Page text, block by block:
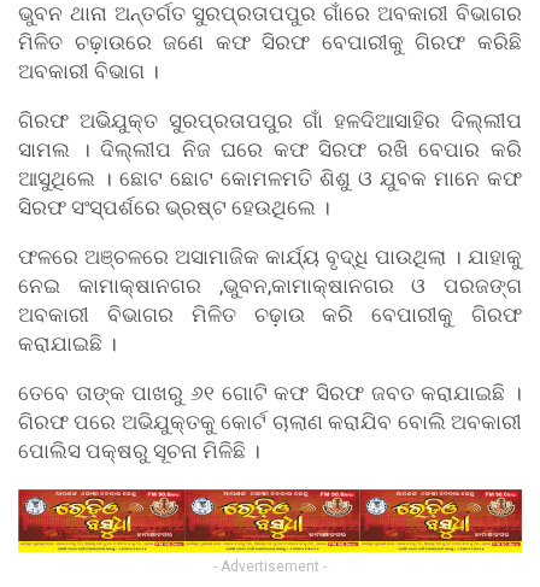
ଭୁବନ ଥାନା ଅନ୍ତର୍ଗତ ସୁରପ୍ରତାପପୁର ଗାଁରେ ଅବକାରୀ ବିଭାଗର
ମିଳିତ ଚଢ଼ାଉରେ ଜଣେ କଫ ସିରଫ ବେପାରୀକୁ ଗିରଫ କରିଛି
ଅବକାରୀ ବିଭାଗ ।
ଗିରଫ ଅଭିଯୁକ୍ତ ସୁରପ୍ରତାପପୁର ଗାଁ ହଳଦିଆସାହିର ଦିଲ୍ଲୀପ
ସାମଲ । ଦିଲ୍ଲୀପ ନିଜ ଘରେ କଫ ସିରଫ ରଖି ବେପାର କରି
ଆସୁଥିଲେ । ଛୋଟ ଛୋଟ କୋମଳମତି ଶିଶୁ ଓ ଯୁବକ ମାନେ କଫ
ସିରଫ ସଂସ୍ପର୍ଶରେ ଭ୍ରଷ୍ଟ ହେଉଥିଲେ ।
ଫଳରେ ଅଞ୍ଚଳରେ ଅସାମାଜିକ କାର୍ଯ୍ୟ ବୃଦ୍ଧି ପାଉଥିଲା । ଯାହାକୁ
ନେଇ କାମାକ୍ଷାନଗର ,ଭୁବନ,କାମାକ୍ଷାନଗର ଓ ପରଜଙ୍ଗ
ଅବକାରୀ ବିଭାଗର ମିଳିତ ଚଢ଼ାଉ କରି ବେପାରୀକୁ ଗିରଫ
କରାଯାଇଛି ।
ତେବେ ତାଙ୍କ ପାଖରୁ ୬୧ ଗୋଟି କଫ ସିରଫ ଜବତ କରାଯାଇଛି ।
ଗିରଫ ପରେ ଅଭିଯୁକ୍ତକୁ କୋର୍ଟ ଚାଲାଣ କରାଯିବ ବୋଲି ଅବକାରୀ
ପୋଲିସ ପକ୍ଷରୁ ସୂଚନା ମିଳିଛି ।
- Advertisement -